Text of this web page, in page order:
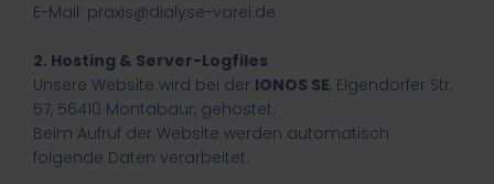
E-Mail: praxis@dialyse-varel.de
2. Hosting & Server-Logfiles
Unsere Website wird bei der IONOS SE, Elgendorfer Str.
57, 56410 Montabaur, gehostet.
Beim Aufruf der Website werden automatisch
folgende Daten verarbeitet: